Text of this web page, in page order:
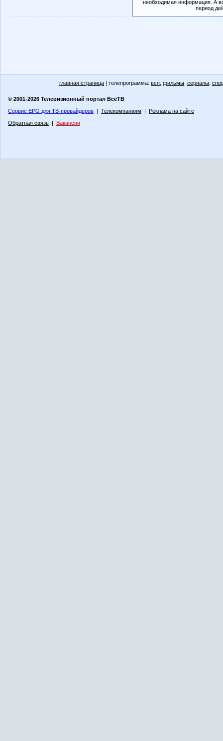
необходимая информация. А
период
главная страница | телепрограмма: вся фильмы сериалы
© 2001-2026 Телевизионный портал ВсёТВ
Сервис EPG для ТВ-провайдеров | Телекомпаниям | Реклама на сайте
Обратная связь | Вакансии